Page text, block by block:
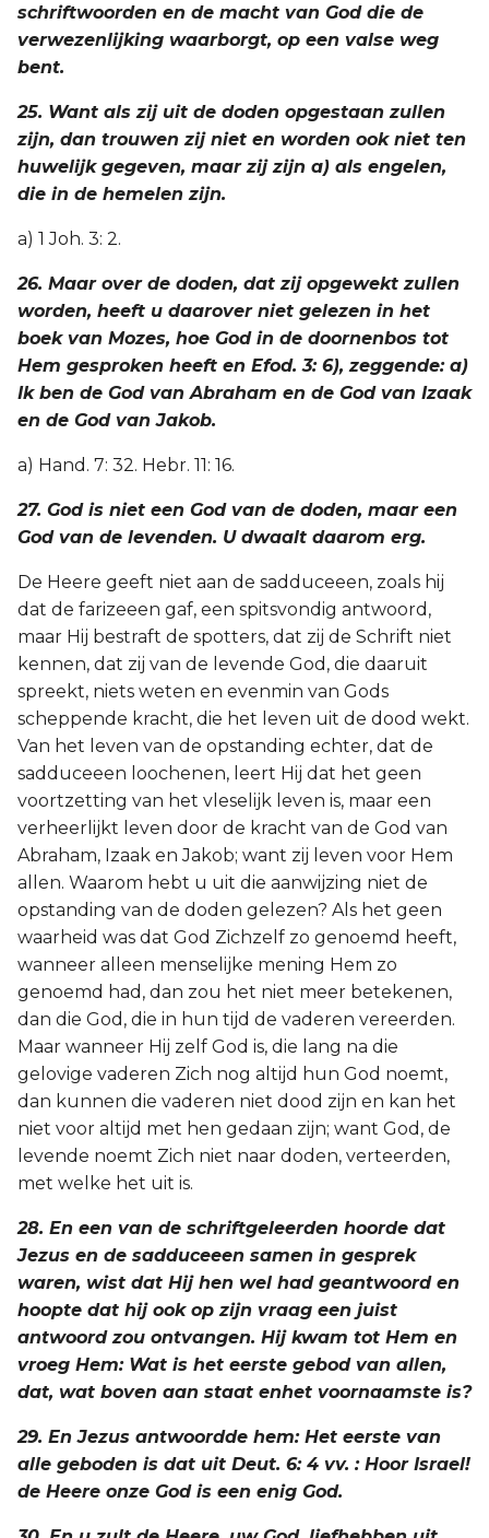
schriftwoorden en de macht van God die de
verwezenlijking waarborgt, op een valse weg
bent.
25. Want als zij uit de doden opgestaan zullen
zijn, dan trouwen zij niet en worden ook niet ten
huwelijk gegeven, maar zij zijn a) als engelen,
die in de hemelen zijn.
a) 1 Joh. 3: 2.
26. Maar over de doden, dat zij opgewekt zullen
worden, heeft u daarover niet gelezen in het
boek van Mozes, hoe God in de doornenbos tot
Hem gesproken heeft en Efod. 3: 6), zeggende: a)
Ik ben de God van Abraham en de God van Izaak
en de God van Jakob.
a) Hand. 7: 32. Hebr. 11: 16.
27. God is niet een God van de doden, maar een
God van de levenden. U dwaalt daarom erg.
De Heere geeft niet aan de sadduceeen, zoals hij
dat de farizeeen gaf, een spitsvondig antwoord,
maar Hij bestraft de spotters, dat zij de Schrift niet
kennen, dat zij van de levende God, die daaruit
spreekt, niets weten en evenmin van Gods
scheppende kracht, die het leven uit de dood wekt.
Van het leven van de opstanding echter, dat de
sadduceeen loochenen, leert Hij dat het geen
voortzetting van het vleselijk leven is, maar een
verheerlijkt leven door de kracht van de God van
Abraham, Izaak en Jakob; want zij leven voor Hem
allen. Waarom hebt u uit die aanwijzing niet de
opstanding van de doden gelezen? Als het geen
waarheid was dat God Zichzelf zo genoemd heeft,
wanneer alleen menselijke mening Hem zo
genoemd had, dan zou het niet meer betekenen,
dan die God, die in hun tijd de vaderen vereerden.
Maar wanneer Hij zelf God is, die lang na die
gelovige vaderen Zich nog altijd hun God noemt,
dan kunnen die vaderen niet dood zijn en kan het
niet voor altijd met hen gedaan zijn; want God, de
levende noemt Zich niet naar doden, verteerden,
met welke het uit is.
28. En een van de schriftgeleerden hoorde dat
Jezus en de sadduceeen samen in gesprek
waren, wist dat Hij hen wel had geantwoord en
hoopte dat hij ook op zijn vraag een juist
antwoord zou ontvangen. Hij kwam tot Hem en
vroeg Hem: Wat is het eerste gebod van allen,
dat, wat boven aan staat enhet voornaamste is?
29. En Jezus antwoordde hem: Het eerste van
alle geboden is dat uit Deut. 6: 4 vv. : Hoor Israel!
de Heere onze God is een enig God.